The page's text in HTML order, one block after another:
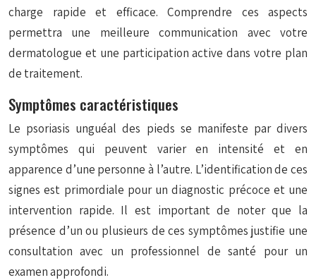
charge rapide et efficace. Comprendre ces aspects
permettra une meilleure communication avec votre
dermatologue et une participation active dans votre plan
de traitement.
Symptômes caractéristiques
Le psoriasis unguéal des pieds se manifeste par divers
symptômes qui peuvent varier en intensité et en
apparence d’une personne à l’autre. L’identification de ces
signes est primordiale pour un diagnostic précoce et une
intervention rapide. Il est important de noter que la
présence d’un ou plusieurs de ces symptômes justifie une
consultation avec un professionnel de santé pour un
examen approfondi.